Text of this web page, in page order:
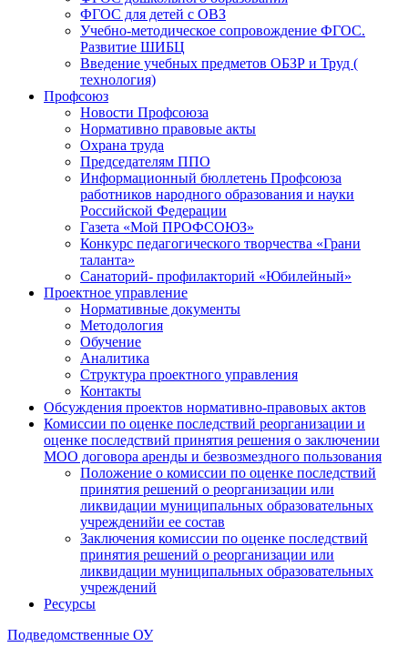
ФГОС для детей с ОВЗ
Учебно-методическое сопровождение ФГОС.
Развитие ШИБЦ
Введение учебных предметов ОБЗР и Труд (
технология)
Профсоюз
Новости Профсоюза
Нормативно правовые акты
Охрана труда
Председателям ППО
Информационный бюллетень Профсоюза
работников народного образования и науки
Российской Федерации
Газета «Мой ПРОФСОЮЗ»
Конкурс педагогического творчества «Грани
таланта»
Санаторий- профилакторий «Юбилейный»
Проектное управление
Нормативные документы
Методология
Обучение
Аналитика
Структура проектного управления
Контакты
Обсуждения проектов нормативно-правовых актов
Комиссии по оценке последствий реорганизации и
оценке последствий принятия решения о заключении
МОО договора аренды и безвозмездного пользования
Положение о комиссии по оценке последствий
принятия решений о реорганизации или
ликвидации муниципальных образовательных
учрежденийи ее состав
Заключения комиссии по оценке последствий
принятия решений о реорганизации или
ликвидации муниципальных образовательных
учреждений
Ресурсы
Подведомственные ОУ